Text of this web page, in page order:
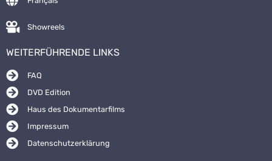
Showreels
WEITERFÜHRENDE LINKS
FAQ
DVD Edition
Haus des Dokumentarfilms
Impressum
Datenschutzerklärung